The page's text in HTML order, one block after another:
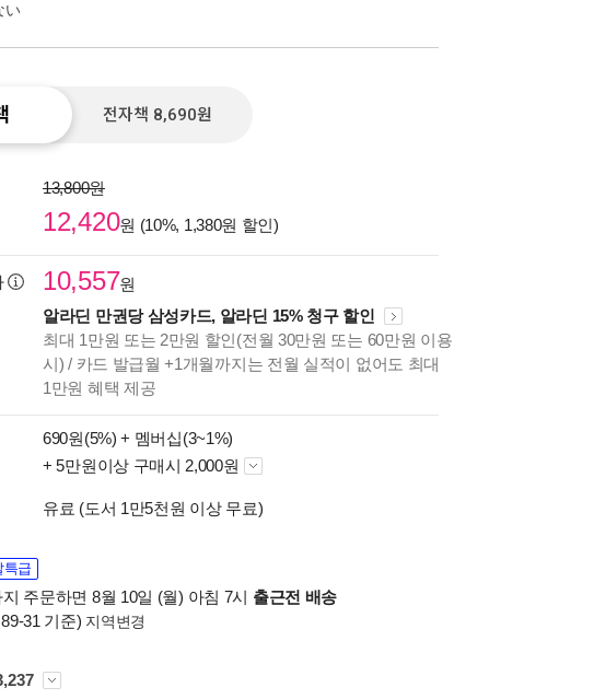
い
전자책 8,690원
13,800원
12,420원 (10%, 1,380원 할인)
10,557원
알라딘 만권당 삼성카드, 알라딘 15% 청구 할인
최대 1만원 또는 2만원 할인(전월 30만원 또는 60만원 이용
시) / 카드 발급월 +1개월까지는 전월 실적이 없어도 최대
1만원 혜택 제공
690원(5%) + 멤버십(3~1%)
+ 5만원이상 구매시 2,000원
유료 (도서 1만5천원 이상 무료)
특급
주문하면 8월 10일 (월) 아침 7시 출근전 배송
31 기준) 지역변경